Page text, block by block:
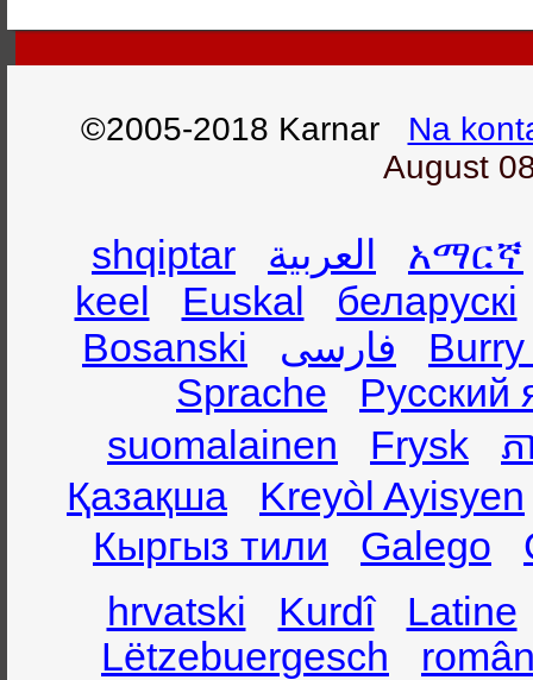
©2005-2018 Karnar Na
August
shqiptar العربية
አማርኛ
keel
Euskal
беларускі
Bosanski
فارسی
Sprache
Русский
suomalainen
Frysk
ភ
Қазақша
Kreyòl Ayisyen
Кыргыз тили
Galego
hrvatski
Kurdî
Latine
Lëtzebuergesch